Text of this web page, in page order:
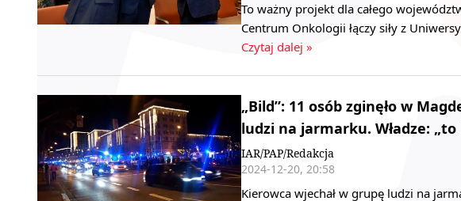
To ważny projekt dla całego
Centrum Onkologii łączy siły z
Czytaj dalej »
„Bild”: 11 osób zginęło w
ludzi na jarmarku. Władze: „to
IAR/PAP/Redakcja
2024-12-20, 20:58
Kierowca wjechał w grupę ludzi na